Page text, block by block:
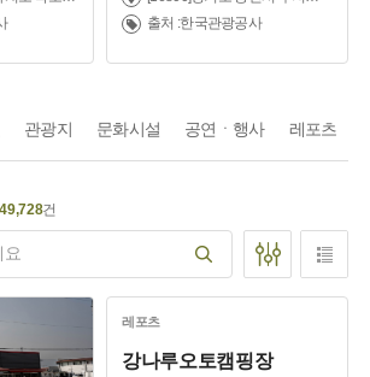
출처 :한국관광공사
49,728건
관광지 문화시설 공연ㆍ행사 레포츠
레포츠
강나루오토캠핑장